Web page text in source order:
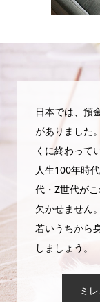
日本では、預
がありました
くに終わって
人生100年時
代・Z世代が
欠かせません。
若いうちから
しましょう。
ミ